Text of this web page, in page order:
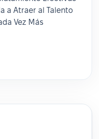
a Atraer al Talento
Vez Más